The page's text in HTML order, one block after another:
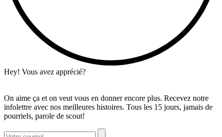
Hey! Vous avez apprécié?
On aime ça et on veut vous en donner encore plus. Recevez notre
infolettre avec nos meilleures histoires. Tous les 15 jours, jamais de
pourriels, parole de scout!